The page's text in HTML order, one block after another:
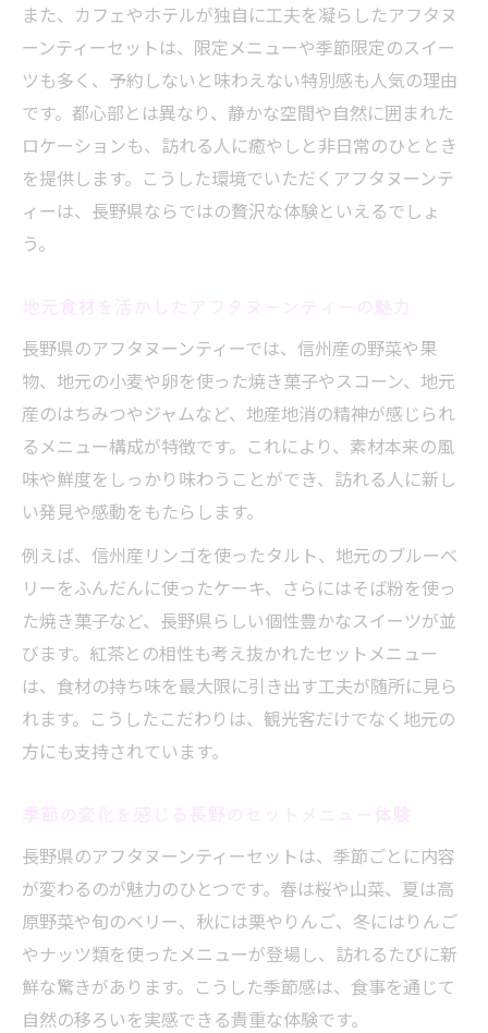
写真映えするアフタヌーンティーの盛り付
け術
女子会で盛り上がるアフタヌーンティーの
季節限定のアフタヌーンティーを長野県で味わ
うなら
限定アフタヌーンティーの予約方法と注意
点
長野で楽しむ春夏秋冬のアフタヌーンティ
ー
季節ごとのおすすめアフタヌーンティー特
集
信州食材を使ったアフタヌーンティーの選び方
信州産食材が光るアフタヌーンティーの特
徴
アフタヌーンティーで味わう地元野菜と果
物
長野県産スイーツが揃うセットメニューの
選択法
信州ハーブティーとのペアリングを楽しむ
コツ
地元スイーツと紅茶のペアリングを楽しむ方法
アフタヌーンティーで楽しむ地元スイーツ
の魅力
また、カフェやホテルが独自に工夫を凝らしたアフタヌ
ーンティーセットは、限定メニューや季節限定のスイー
ツも多く、予約しないと味わえない特別感も人気の理由
です。都心部とは異なり、静かな空間や自然に囲まれた
ロケーションも、訪れる人に癒やしと非日常のひととき
を提供します。こうした環境でいただくアフタヌーンテ
ィーは、長野県ならではの贅沢な体験といえるでしょ
う。
長野県のアフタヌーンティーでは、信州産の野菜や果
物、地元の小麦や卵を使った焼き菓子やスコーン、地元
産のはちみつやジャムなど、地産地消の精神が感じられ
るメニュー構成が特徴です。これにより、素材本来の風
味や鮮度をしっかり味わうことができ、訪れる人に新し
い発見や感動をもたらします。
例えば、信州産リンゴを使ったタルト、地元のブルーベ
リーをふんだんに使ったケーキ、さらにはそば粉を使っ
た焼き菓子など、長野県らしい個性豊かなスイーツが並
びます。紅茶との相性も考え抜かれたセットメニュー
は、食材の持ち味を最大限に引き出す工夫が随所に見ら
れます。こうしたこだわりは、観光客だけでなく地元の
方にも支持されています。
長野県のアフタヌーンティーセットは、季節ごとに内容
が変わるのが魅力のひとつです。春は桜や山菜、夏は高
原野菜や旬のベリー、秋には栗やりんご、冬にはりんご
やナッツ類を使ったメニューが登場し、訪れるたびに新
鮮な驚きがあります。こうした季節感は、食事を通じて
自然の移ろいを実感できる貴重な体験です。